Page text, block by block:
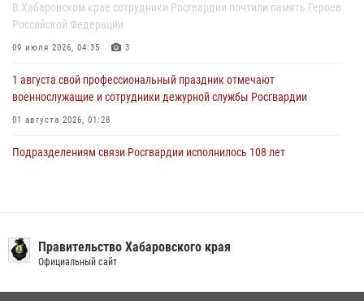
В Хабаровском крае сотрудники Росгвардии почтили память Героев
Российской Федерации
09 июля 2026, 04:35 3
1 августа свой профессиональный праздник отмечают
военнослужащие и сотрудники дежурной службы Росгвардии
01 августа 2026, 01:28
Подразделениям связи Росгвардии исполнилось 108 лет
13 июля 2026, 00:31
Правительство Хабаровского края
Официальный сайт